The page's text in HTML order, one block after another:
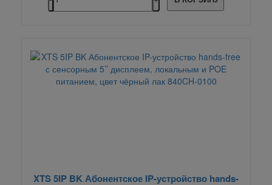
XTS 5IP BK Абонентское IP-устройство hands-